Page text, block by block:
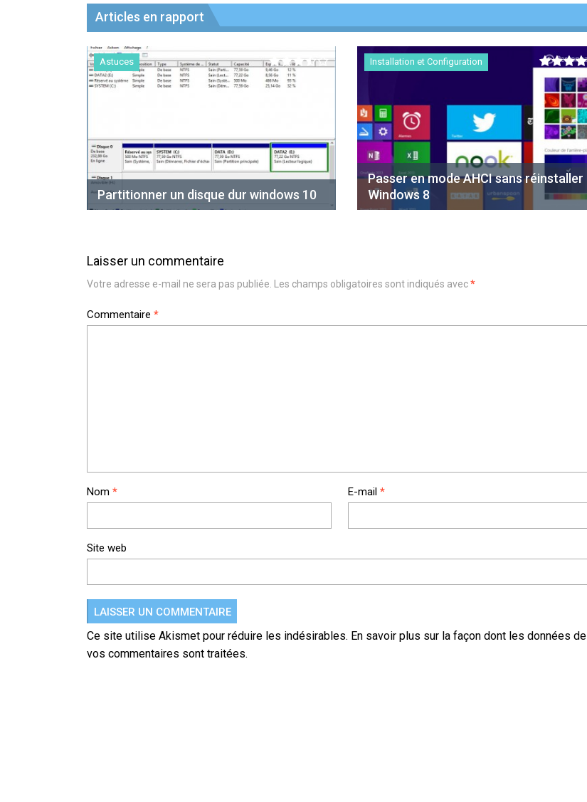
Articles en rapport
Astuces
Partitionner un disque dur windows 10
Installation et Configuration
Passer en mode AHCI sans réinstaller
Windows 8
Laisser un commentaire
Votre adresse e-mail ne sera pas publiée. Les champs obligatoires sont indiqués avec*
Commentaire *
Nom * E-mail*
Site web
Ce site utilise Akismet pour réduire les indésirables. En savoir plus sur la façon dont les données de
vos commentaires sont traitées.